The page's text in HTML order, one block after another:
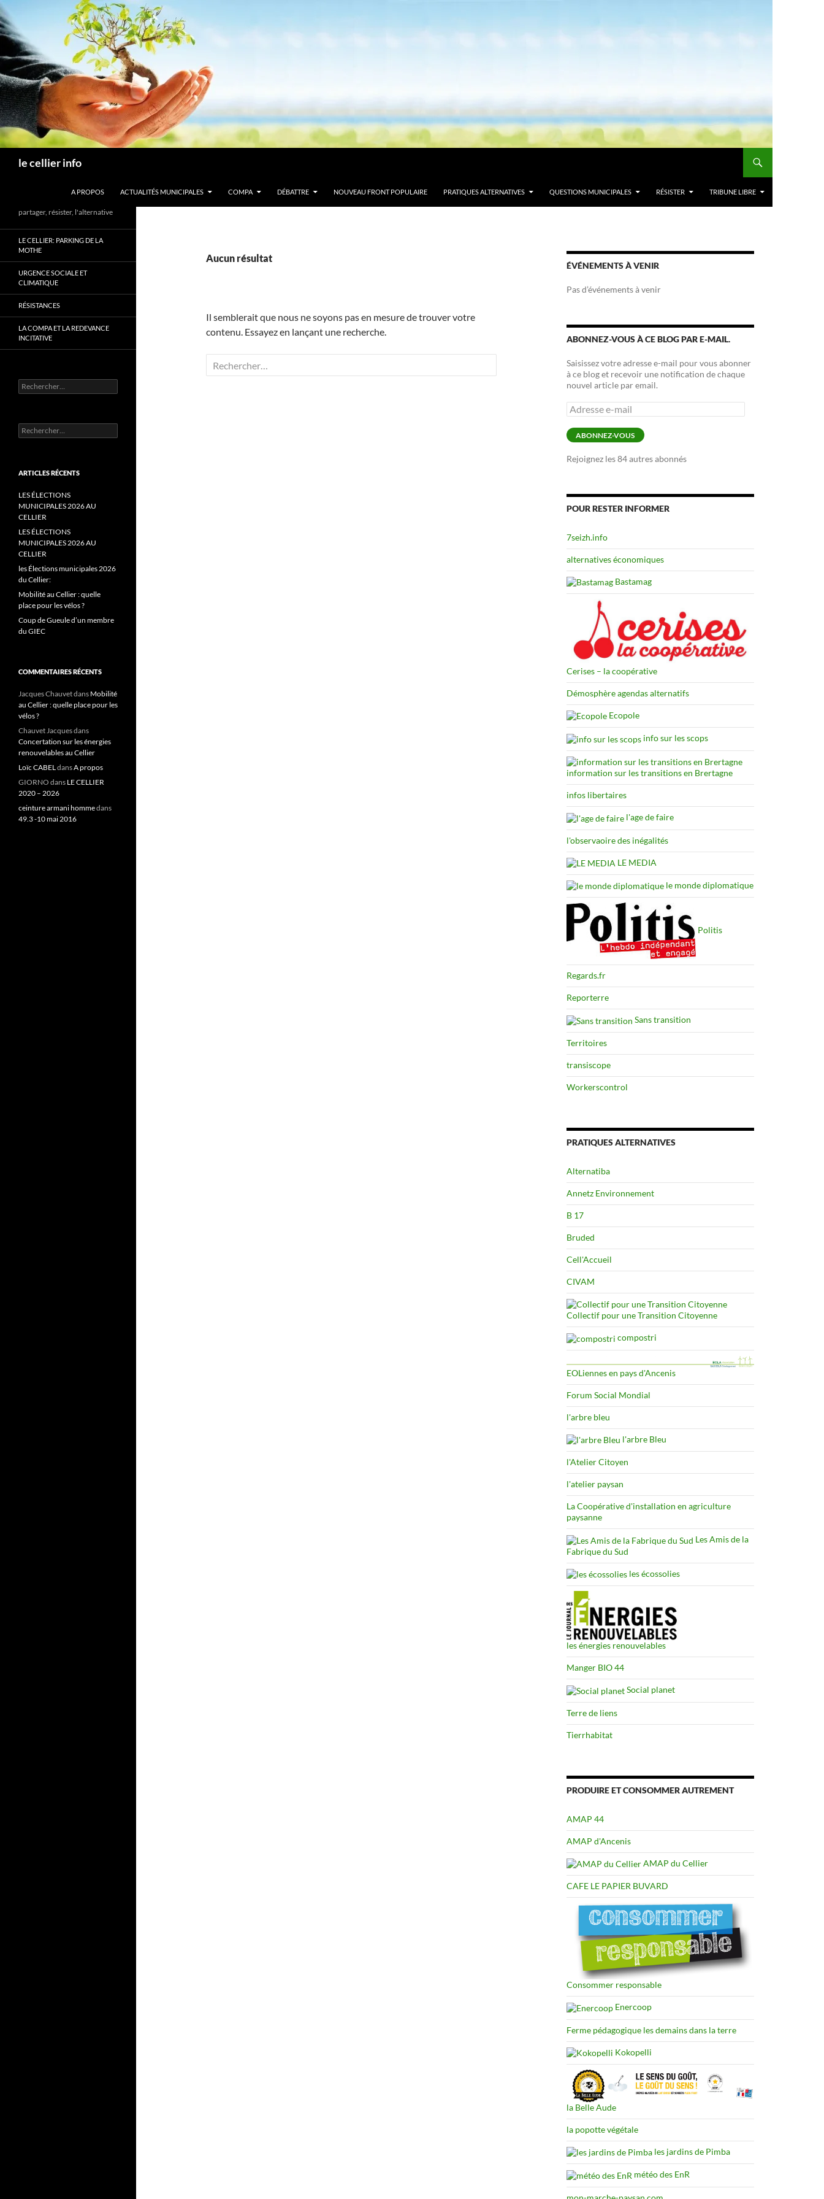
Aller
au
contenu
le cellier info
A PROPOS ACTUALITÉS MUNICIPALES COMPA DÉBATTRE NOUVEAU FRONT POPULAIRE PRATIQUES ALTERNATIVES QUESTIONS MUNICIPALES RÉSISTER TRIBUNE LIBRE
Aucun résultat
Il semblerait que nous ne soyons pas en mesure de trouver votre
contenu. Essayez en lançant une recherche.
Rechercher :
ÉVÉNEMENTS À VENIR
Pas d’événements à venir
ABONNEZ-VOUS À CE BLOG PAR E-MAIL.
Saisissez votre adresse e-mail pour vous abonner
à ce blog et recevoir une notification de chaque
nouvel article par email.
Adresse
e-
mail
ABONNEZ-VOUS
Rejoignez les 84 autres abonnés
POUR RESTER INFORMER
7seizh.info
alternatives économiques
Bastamag
Cerises – la coopérative
Démosphère agendas alternatifs
Ecopole
info sur les scops
information sur les transitions en Brertagne
infos libertaires
l'age de faire
l'observaoire des inégalités
LE MEDIA
le monde diplomatique
Politis
Regards.fr
Reporterre
Sans transition
Territoires
transiscope
Workerscontrol
PRATIQUES ALTERNATIVES
Alternatiba
Annetz Environnement
B 17
Bruded
Cell'Accueil
CIVAM
Collectif pour une Transition Citoyenne
compostri
EOLiennes en pays d'Ancenis
Forum Social Mondial
l'arbre bleu
l'arbre Bleu
l'Atelier Citoyen
l'atelier paysan
La Coopérative d'installation en agriculture
paysanne
Les Amis de la
Fabrique du Sud
les écossolies
les énergies renouvelables
Manger BIO 44
Social planet
Terre de liens
Tierrhabitat
PRODUIRE ET CONSOMMER AUTREMENT
AMAP 44
AMAP d'Ancenis
AMAP du Cellier
CAFE LE PAPIER BUVARD
Consommer responsable
Enercoop
Ferme pédagogique les demains dans la terre
Kokopelli
la Belle Aude
la popotte végétale
les jardins de Pimba
météo des EnR
partager, résister, l'alternative
LE CELLIER: PARKING DE LA
MOTHE
URGENCE SOCIALE ET
CLIMATIQUE
RÉSISTANCES
LA COMPA ET LA REDEVANCE
INCITATIVE
Rechercher :
Rechercher :
ARTICLES RÉCENTS
LES ÉLECTIONS
MUNICIPALES 2026 AU
CELLIER
LES ÉLECTIONS
MUNICIPALES 2026 AU
CELLIER
les Élections municipales 2026
du Cellier:
Mobilité au Cellier : quelle
place pour les vélos ?
Coup de Gueule d’un membre
du GIEC
COMMENTAIRES RÉCENTS
Jacques Chauvetdans Mobilité
au Cellier : quelle place pour les
vélos ?
Chauvet Jacquesdans
Concertation sur les énergies
renouvelables au Cellier
Loïc CABELdansA propos
GIORNO dans LE CELLIER
2020 – 2026
ceinture armani hommedans
49.3 -10 mai 2016